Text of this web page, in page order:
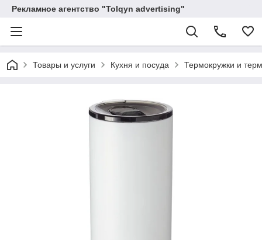
Рекламное агентство "Tolqyn advertising"
Товары и услуги Кухня и посуда Термокружки и